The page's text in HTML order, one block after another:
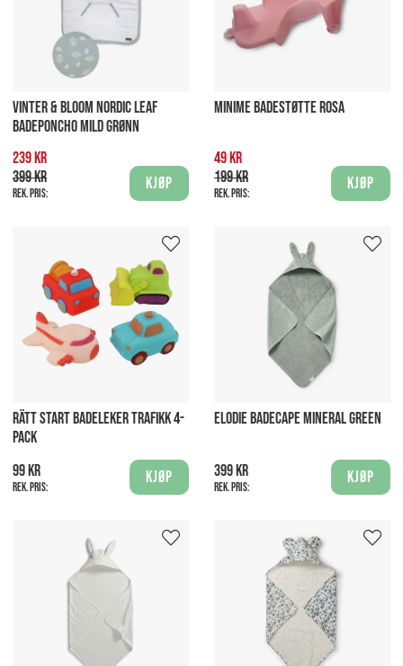
VINTER & BLOOM NORDIC LEAF
BADEPONCHO MILD GRØNN
239 kr
399 kr
Rek. pris:
Kjøp
MINIME BADESTØTTE ROSA
49 kr
199 kr
Rek. pris:
Kjøp
RÄTT START BADELEKER TRAFIKK 4-
PACK
99 kr
Rek. pris:
Kjøp
ELODIE BADECAPE MINERAL GREEN
399 kr
Rek. pris:
Kjøp